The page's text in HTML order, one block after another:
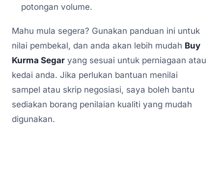
potongan volume.
Mahu mula segera? Gunakan panduan ini untuk
nilai pembekal, dan anda akan lebih mudah Buy
Kurma Segar yang sesuai untuk perniagaan atau
kedai anda. Jika perlukan bantuan menilai
sampel atau skrip negosiasi, saya boleh bantu
sediakan borang penilaian kualiti yang mudah
digunakan.